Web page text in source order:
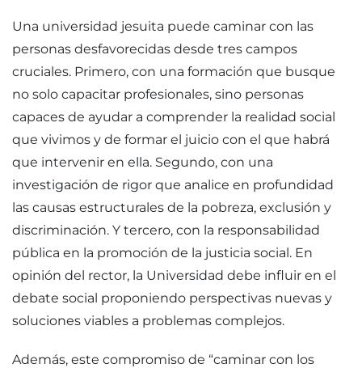
Una universidad jesuita puede caminar con las
personas desfavorecidas desde tres campos
cruciales. Primero, con una formación que busque
no solo capacitar profesionales, sino personas
capaces de ayudar a comprender la realidad social
que vivimos y de formar el juicio con el que habrá
que intervenir en ella. Segundo, con una
investigación de rigor que analice en profundidad
las causas estructurales de la pobreza, exclusión y
discriminación. Y tercero, con la responsabilidad
pública en la promoción de la justicia social. En
opinión del rector, la Universidad debe influir en el
debate social proponiendo perspectivas nuevas y
soluciones viables a problemas complejos.
Además, este compromiso de “caminar con los